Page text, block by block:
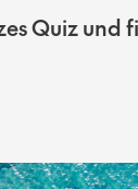
Quiz und